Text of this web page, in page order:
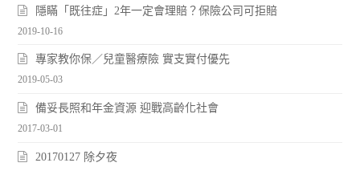
隱瞞「既往症」2年一定會理賠？保險公司可拒賠
2019-10-16
專家教你保／兒童醫療險 實支實付優先
2019-05-03
備妥長照和年金資源 迎戰高齡化社會
2017-03-01
20170127 除夕夜